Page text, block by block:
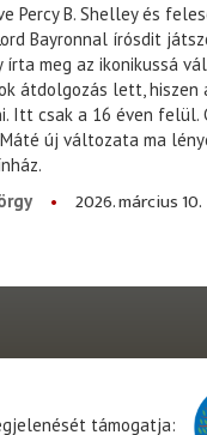
Percy B. Shelley és
Bayronnal írósdit
írta meg az ikonikussá
átdolgozás lett, hiszen
Itt csak a 16 éven felül.
új változata ma
2026. március 10.
támogatja: